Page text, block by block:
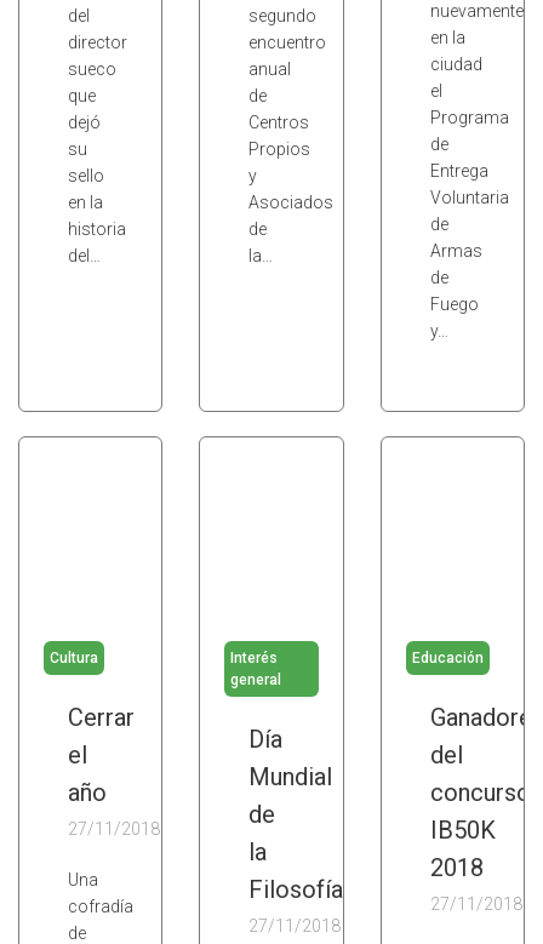
del
director
sueco
que
dejó
su
sello
en la
historia
del…
segundo
encuentro
anual
de
Centros
Propios
y
Asociados
de
la…
nuevamente
en la
ciudad
el
Programa
de
Entrega
Voluntaria
de
Armas
de
Fuego
y…
Cultura
Cerrar
el
año
27/11/2018
Una
cofradía
de
Interés
general
Día
Mundial
de
la
Filosofía
27/11/2018
Educación
Ganadores
del
concurso
IB50K
2018
27/11/2018